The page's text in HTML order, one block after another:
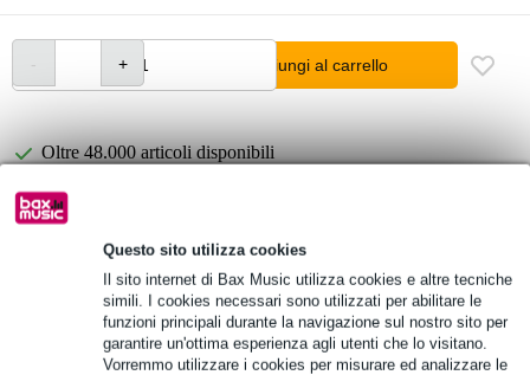
Questo sito utilizza cookies
Il sito internet di Bax Music utilizza cookies e altre tecniche
simili. I cookies necessari sono utilizzati per abilitare le
funzioni principali durante la navigazione sul nostro sito per
garantire un'ottima esperienza agli utenti che lo visitano.
Vorremmo utilizzare i cookies per misurare ed analizzare le
Aggiungi al carrello
Oltre 48.000 articoli disponibili
1.250 marchi leader
Informazioni sul prodotto
Specifiche complete